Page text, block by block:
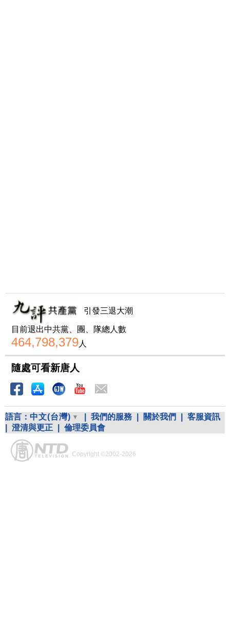
引發三退大潮
目前退出中共黨、團、隊總人數
464,798,379人
隨處可看新唐人
語言： 中文(台灣) 我們的服務 關於我們
客服資訊
澄清與更正 倫理委員會
Copyright ©2002-2026